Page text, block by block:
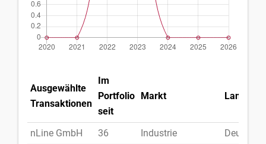
Ausgewählte
Transaktionen
Im
Portfolio
seit
Markt Land
nLine GmbH 36 Industrie